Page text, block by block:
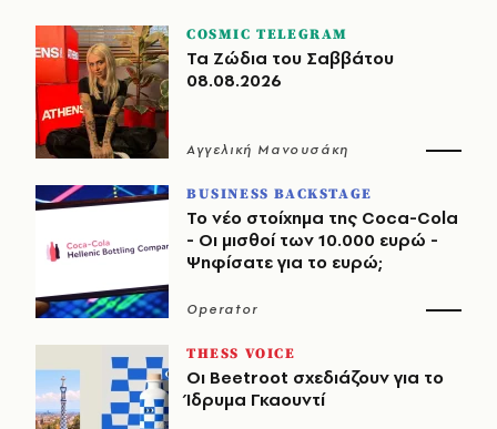
COSMIC TELEGRAM
Τα Ζώδια του Σαββάτου
08.08.2026
Αγγελική Μανουσάκη
BUSINESS BACKSTAGE
Το νέο στοίχημα της Coca-Cola
- Οι μισθοί των 10.000 ευρώ -
Ψηφίσατε για το ευρώ;
Operator
THESS VOICE
Οι Beetroot σχεδιάζουν για το
Ίδρυμα Γκαουντί